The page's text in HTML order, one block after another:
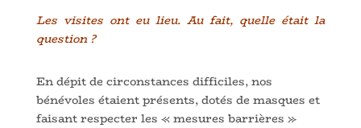
Les visites ont eu lieu. Au fait, quelle était la
question ?
En dépit de circonstances difficiles, nos
bénévoles étaient présents, dotés de masques et
faisant respecter les « mesures barrières »